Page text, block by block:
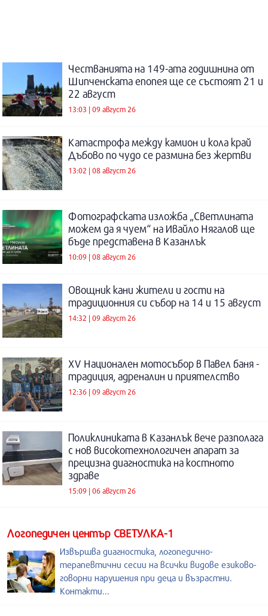
Честванията на 149-ата годишнина от
Шипченската епопея ще се състоят 21 и
22 август
13:03 | 09 август 26
Катастрофа между камион и кола край
Дъбово по чудо се размина без жертви
13:02 | 08 август 26
Фотографската изложба „Светлината
можем да я чуем“ на Ивайло Нягалов ще
бъде представена в Казанлък
10:09 | 08 август 26
Овощник кани жители и гости на
традиционния си събор на 14 и 15 август
14:32 | 09 август 26
XV Национален мотосъбор в Павел баня -
традиция, адреналин и приятелство
12:36 | 09 август 26
Поликлиниката в Казанлък вече разполага
с нов високотехнологичен апарат за
прецизна диагностика на костното
здраве
15:09 | 06 август 26
Логопедичен център СВЕТУЛКА-1
Извършва диагностика, логопедично-
терапевтични сесии на всички видове езиково-
говорни нарушения при деца и възрастни.
Контакти...